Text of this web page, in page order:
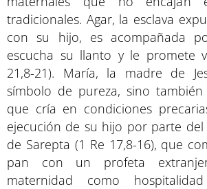
tradicionales. Agar, la esclava
con su hijo, es acompañada
escucha su llanto y le promete
21,8-21). María, la madre de
símbolo de pureza, sino
que cría en condiciones
ejecución de su hijo por parte del
de Sarepta (1 Re 17,8-16), que
pan con un profeta
maternidad como